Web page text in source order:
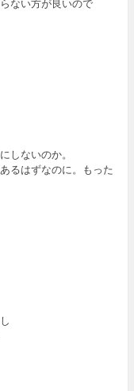
ない方が良いので
しないのか。
るはずなのに。もった